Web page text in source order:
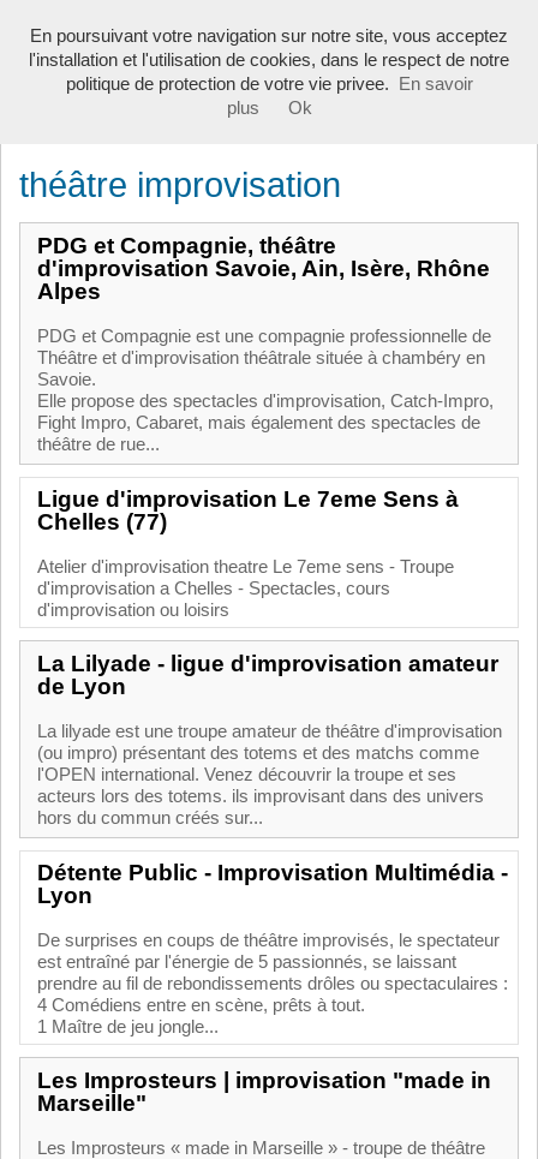
Toggle
théâtre improvisation
théâtre improvisation
PDG et Compagnie, théâtre
d'improvisation Savoie, Ain, Isère, Rhône
Alpes
PDG et Compagnie est une compagnie professionnelle de
Théâtre et d'improvisation théâtrale située à chambéry en
Savoie.
Elle propose des spectacles d'improvisation, Catch-Impro,
Fight Impro, Cabaret, mais également des spectacles de
théâtre de rue...
Ligue d'improvisation Le 7eme Sens à
Chelles (77)
Atelier d'improvisation theatre Le 7eme sens - Troupe
d'improvisation a Chelles - Spectacles, cours
d'improvisation ou loisirs
La Lilyade - ligue d'improvisation amateur
de Lyon
La lilyade est une troupe amateur de théâtre d'improvisation
(ou impro) présentant des totems et des matchs comme
l'OPEN international. Venez découvrir la troupe et ses
acteurs lors des totems. ils improvisant dans des univers
hors du commun créés sur...
Détente Public - Improvisation Multimédia -
Lyon
De surprises en coups de théâtre improvisés, le spectateur
est entraîné par l'énergie de 5 passionnés, se laissant
prendre au fil de rebondissements drôles ou spectaculaires :
4 Comédiens entre en scène, prêts à tout.
1 Maître de jeu jongle...
Les Improsteurs | improvisation "made in
Marseille"
Les Improsteurs « made in Marseille » - troupe de théâtre
En poursuivant votre navigation sur notre site, vous acceptez
l'installation et l'utilisation de cookies, dans le respect de notre
politique de protection de votre vie privee.
En savoir
plus
Ok